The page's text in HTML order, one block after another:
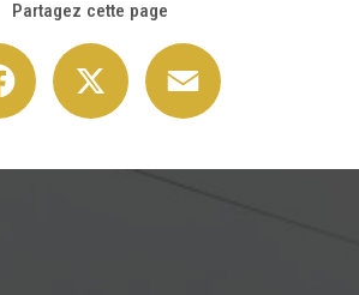
Partagez cette page
Facebook